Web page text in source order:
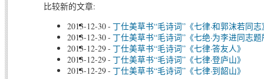
比较新的文章:
2013-12-30-丁仕美草书“毛诗词”《七律·和郭沫若同志
2013-12-30-丁仕美草书“毛诗词”《七绝·为李进同志
2013-12-29-丁仕美草书“毛诗词”《七律·答友人》
2013-12-29-丁仕美草书“毛诗词”《七律·登庐山》
2013-12-29-丁仕美草书“毛诗词”《七律·到韶山》